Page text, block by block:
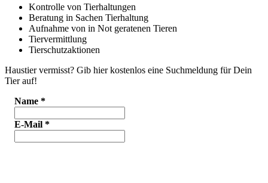
Kontrolle von Tierhaltungen
Beratung in Sachen Tierhaltung
Aufnahme von in Not geratenen Tieren
Tiervermittlung
Tierschutzaktionen
Haustier vermisst? Gib hier kostenlos eine Suchmeldung für Dein
Tier auf!
Name *
E-Mail *